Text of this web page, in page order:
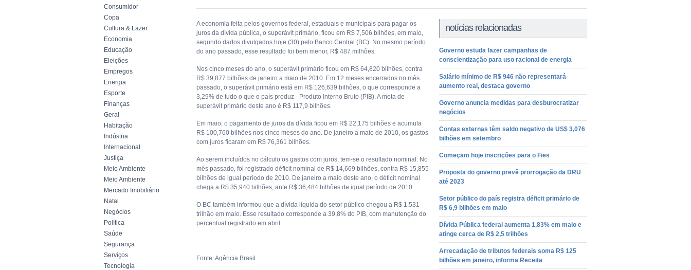
Consumidor
Copa
Cultura & Lazer
Economia
Educação
Eleições
Empregos
Energia
Esporte
Finanças
Geral
Habitação
Indústria
Internacional
Justiça
Meio Ambiente
Meio Ambiente
Mercado Imobiliário
Natal
Negócios
Política
Saúde
Segurança
Serviços
Tecnologia
notícias relacionadas
Governo estuda fazer campanhas de
conscientização para uso racional de energia
Salário mínimo de R$ 946 não representará
aumento real, destaca governo
Governo anuncia medidas para desburocratizar
negócios
Contas externas têm saldo negativo de US$ 3,076
bilhões em setembro
Começam hoje inscrições para o Fies
Proposta do governo prevê prorrogação da DRU
até 2023
Setor público do país registra déficit primário de
R$ 6,9 bilhões em maio
Dívida Pública federal aumenta 1,83% em maio e
atinge cerca de R$ 2,5 trilhões
Arrecadação de tributos federais soma R$ 125
bilhões em janeiro, informa Receita
A economia feita pelos governos federal, estaduais e municipais para pagar os
juros da dívida pública, o superávit primário, ficou em R$ 7,506 bilhões, em maio,
segundo dados divulgados hoje (30) pelo Banco Central (BC). No mesmo período
do ano passado, esse resultado foi bem menor, R$ 487 milhões.
Nos cinco meses do ano, o superávit primário ficou em R$ 64,820 bilhões, contra
R$ 39,877 bilhões de janeiro a maio de 2010. Em 12 meses encerrados no mês
passado, o superávit primário está em R$ 126,639 bilhões, o que corresponde a
3,29% de tudo o que o país produz - Produto Interno Bruto (PIB). A meta de
superávit primário deste ano é R$ 117,9 bilhões.
Em maio, o pagamento de juros da dívida ficou em R$ 22,175 bilhões e acumula
R$ 100,760 bilhões nos cinco meses do ano. De janeiro a maio de 2010, os gastos
com juros ficaram em R$ 76,361 bilhões.
Ao serem incluídos no cálculo os gastos com juros, tem-se o resultado nominal. No
mês passado, foi registrado déficit nominal de R$ 14,669 bilhões, contra R$ 15,855
bilhões de igual período de 2010. De janeiro a maio deste ano, o déficit nominal
chega a R$ 35,940 bilhões, ante R$ 36,484 bilhões de igual período de 2010.
O BC também informou que a dívida líquida do setor público chegou a R$ 1,531
trilhão em maio. Esse resultado corresponde a 39,8% do PIB, com manutenção do
percentual registrado em abril.
Fonte: Agência Brasil